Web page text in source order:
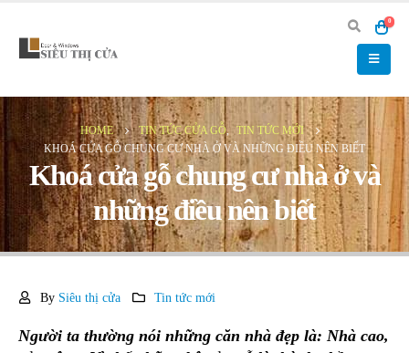
0
HOME TIN TỨC CỬA GỖ, TIN TỨC MỚI
KHOÁ CỬA GỖ CHUNG CƯ NHÀ Ở VÀ NHỮNG ĐIỀU NÊN BIẾT
Khoá cửa gỗ chung cư nhà ở và
những điều nên biết
By Siêu thị cửa Tin tức mới
Người ta thường nói những căn nhà đẹp là: Nhà cao,